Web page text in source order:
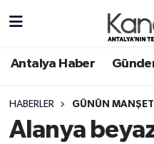
Antalya Haber
HABERLER GÜNÜN
Alanya
Antalya Haber
Dünya
Hava Durumu
Trafik Durumu